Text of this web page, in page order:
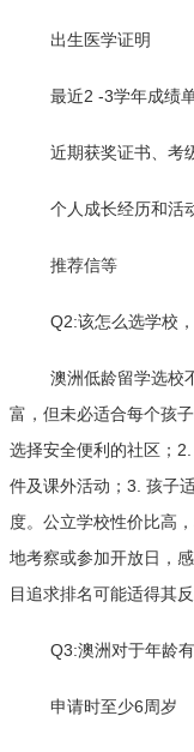
出生医学证明
最近2 -3学年成绩
近期获奖证书、考
个人成长经历和活
推荐信等
Q2:该怎么选学校
澳洲低龄留学选校
富，但未必适合每个孩
选择安全便利的社区；
件及课外活动；3. 孩子
度。公立学校性价比高
地考察或参加开放日，
目追求排名可能适得其反
Q3:澳洲对于年龄
申请时至少6周岁